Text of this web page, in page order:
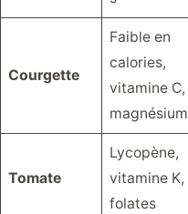
Courgette
Faible en
calories,
vitamine C,
magnésium
Tomate
Lycopène,
vitamine K,
folates